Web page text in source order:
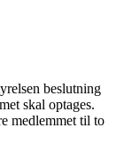
beslutning
skal optages.
medlemmet til to